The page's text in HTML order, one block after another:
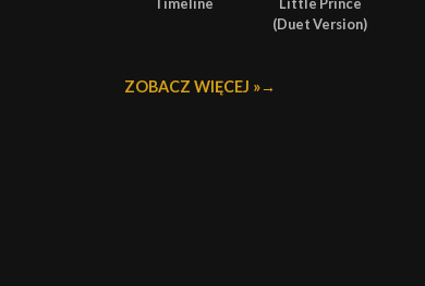
(Duet Version)
ZOBACZ WIĘCEJ »